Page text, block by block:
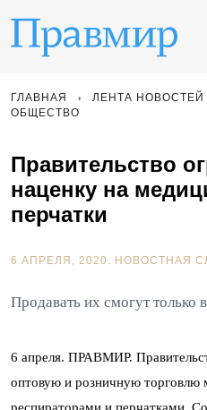
ГЛАВНАЯ ЛЕНТА НОВОСТЕЙ
ОБЩЕСТВО
Правительство
наценку на
перчатки
6 АПРЕЛЯ, 2020. НОВОСТНАЯ
Продавать их смогут только
6 апреля. ПРАВМИР.
оптовую и розничную торговлю